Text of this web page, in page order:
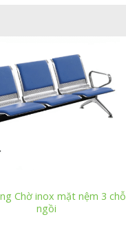
Chờ inox mặt nệm 3 chỗ
ngồi